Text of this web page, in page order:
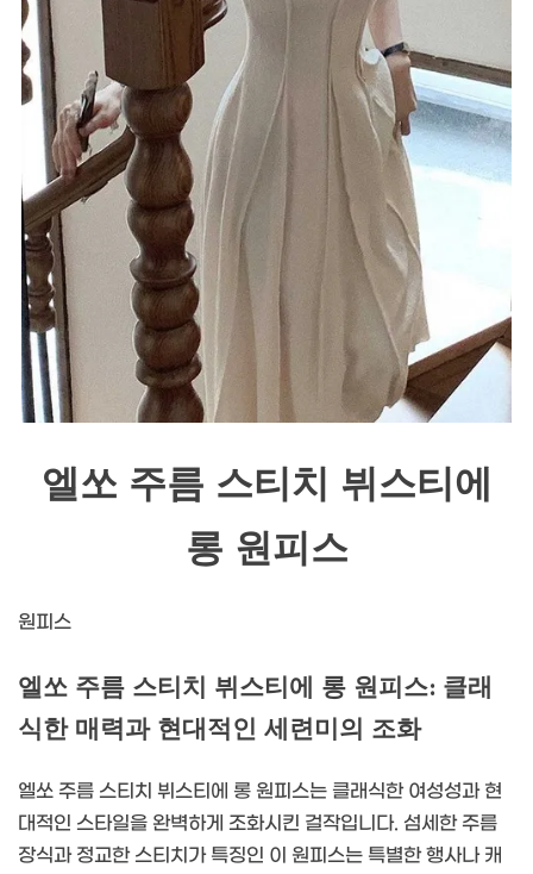
엘쏘 주름 스티치 뷔스티에
롱 원피스
원피스
엘쏘 주름 스티치 뷔스티에 롱 원피스: 클래
식한 매력과 현대적인 세련미의 조화
엘쏘 주름 스티치 뷔스티에 롱 원피스는 클래식한 여성성과 현
대적인 스타일을 완벽하게 조화시킨 걸작입니다. 섬세한 주름
장식과 정교한 스티치가 특징인 이 원피스는 특별한 행사나 캐